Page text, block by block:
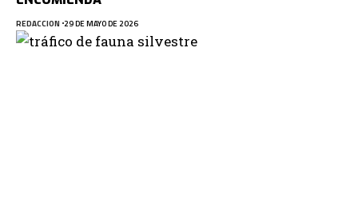
REDACCION 29 DE MAYO DE 2026